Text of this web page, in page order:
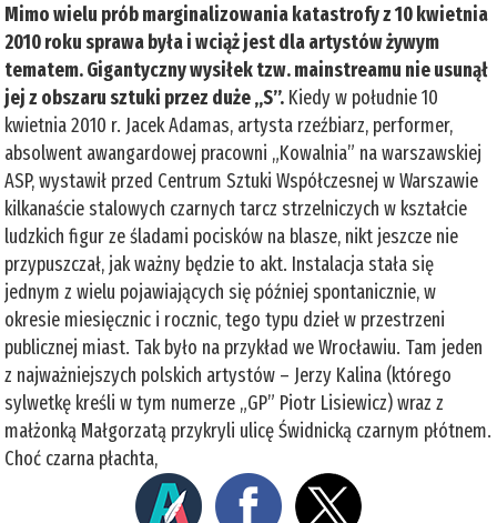
Mimo wielu prób marginalizowania katastrofy z 10 kwietnia
2010 roku sprawa była i wciąż jest dla artystów żywym
tematem. Gigantyczny wysiłek tzw. mainstreamu nie usunął
jej z obszaru sztuki przez duże „S”. Kiedy w południe 10
kwietnia 2010 r. Jacek Adamas, artysta rzeźbiarz, performer,
absolwent awangardowej pracowni „Kowalnia” na warszawskiej
ASP, wystawił przed Centrum Sztuki Współczesnej w Warszawie
kilkanaście stalowych czarnych tarcz strzelniczych w kształcie
ludzkich figur ze śladami pocisków na blasze, nikt jeszcze nie
przypuszczał, jak ważny będzie to akt. Instalacja stała się
jednym z wielu pojawiających się później spontanicznie, w
okresie miesięcznic i rocznic, tego typu dzieł w przestrzeni
publicznej miast. Tak było na przykład we Wrocławiu. Tam jeden
z najważniejszych polskich artystów – Jerzy Kalina (którego
sylwetkę kreśli w tym numerze „GP” Piotr Lisiewicz) wraz z
małżonką Małgorzatą przykryli ulicę Świdnicką czarnym płótnem.
Choć czarna płachta,